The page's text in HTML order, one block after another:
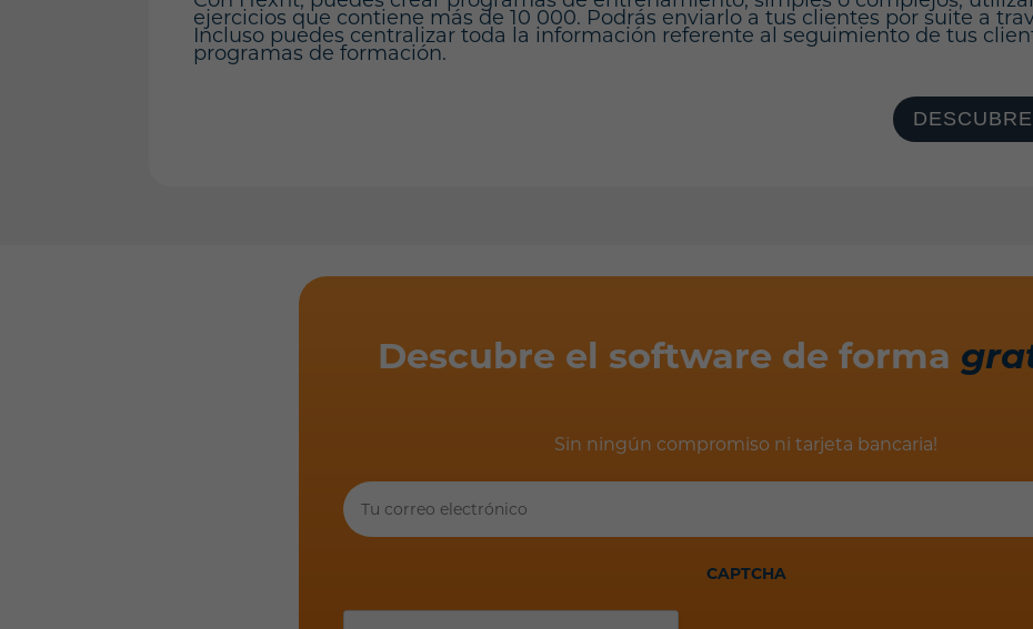
ejercicios que contiene más de 10 000. Podrás enviarlo a tus clientes por suite a
Incluso puedes centralizar toda la información referente al seguimiento de tus
programas de formación.
Descubre el software de forma
Sin ningún compromiso ni tarjeta bancaria!
CAPTCHA